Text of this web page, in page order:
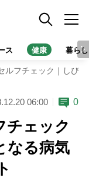
ス 健康 暮らし
ルフチェック｜しび
06:00 0
チェック
なる病気